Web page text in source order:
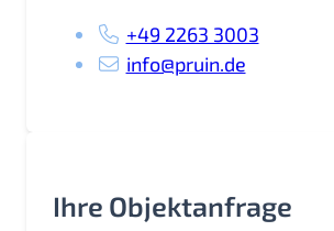
+49 2263 3003
info@pruin.de
Ihre Objektanfrage